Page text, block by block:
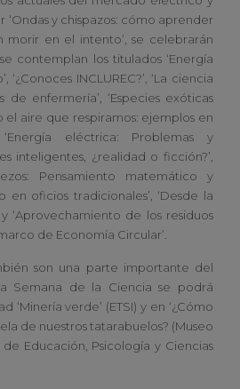
‘Ondas y chispazos: cómo aprender
morir en el intento’, se celebrarán
contemplan los titulados ‘Energía
‘¿Conoces INCLUREC?’, ‘La ciencia
enfermería’, ‘Especies exóticas
el aire que respiramos: ejemplos en
eléctrica: Problemas y
inteligentes, ¿realidad o ficción?’,
Pensamiento matemático y
oficios tradicionales’, ‘Desde la
‘Aprovechamiento de los residuos
de Economía Circular’.
son una parte importante del
Semana de la Ciencia se podrá
‘Minería verde’ (ETSI) y en ‘¿Cómo
de nuestros tatarabuelos? (Museo
Educación, Psicología y Ciencias